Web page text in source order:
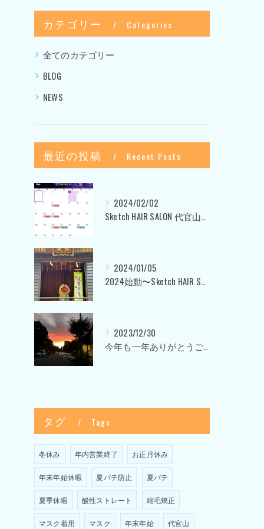
カテゴリー Categories
全てのカテゴリー
BLOG
NEWS
最近の投稿 Recent Posts
2024/02/02
Sketch HAIR SALON 代官山〜美容室ブログ〜
2024/01/05
2024始動〜Sketch HAIR SALON 代官山〜
2023/12/30
今年も一年ありがとうございました〜Sketch HAIR SALON 代官山の美容室〜
タグ Tags
冬休み 年内営業終了 お正月休み
年末年始休暇 夏バテ防止 夏バテ
夏季休暇 酸性ストレート 縮毛矯正
マスク着用 マスク 年末年始 代官山